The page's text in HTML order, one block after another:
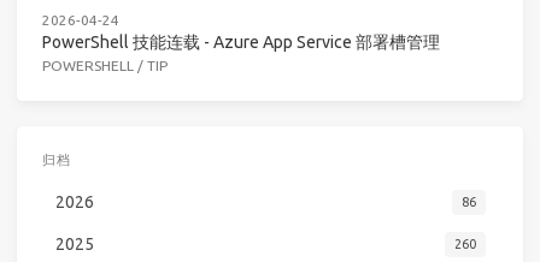
2026-04-24
PowerShell 技能连载 - Azure App Service 部署槽管理
POWERSHELL / TIP
归档
2026 86
2025 260